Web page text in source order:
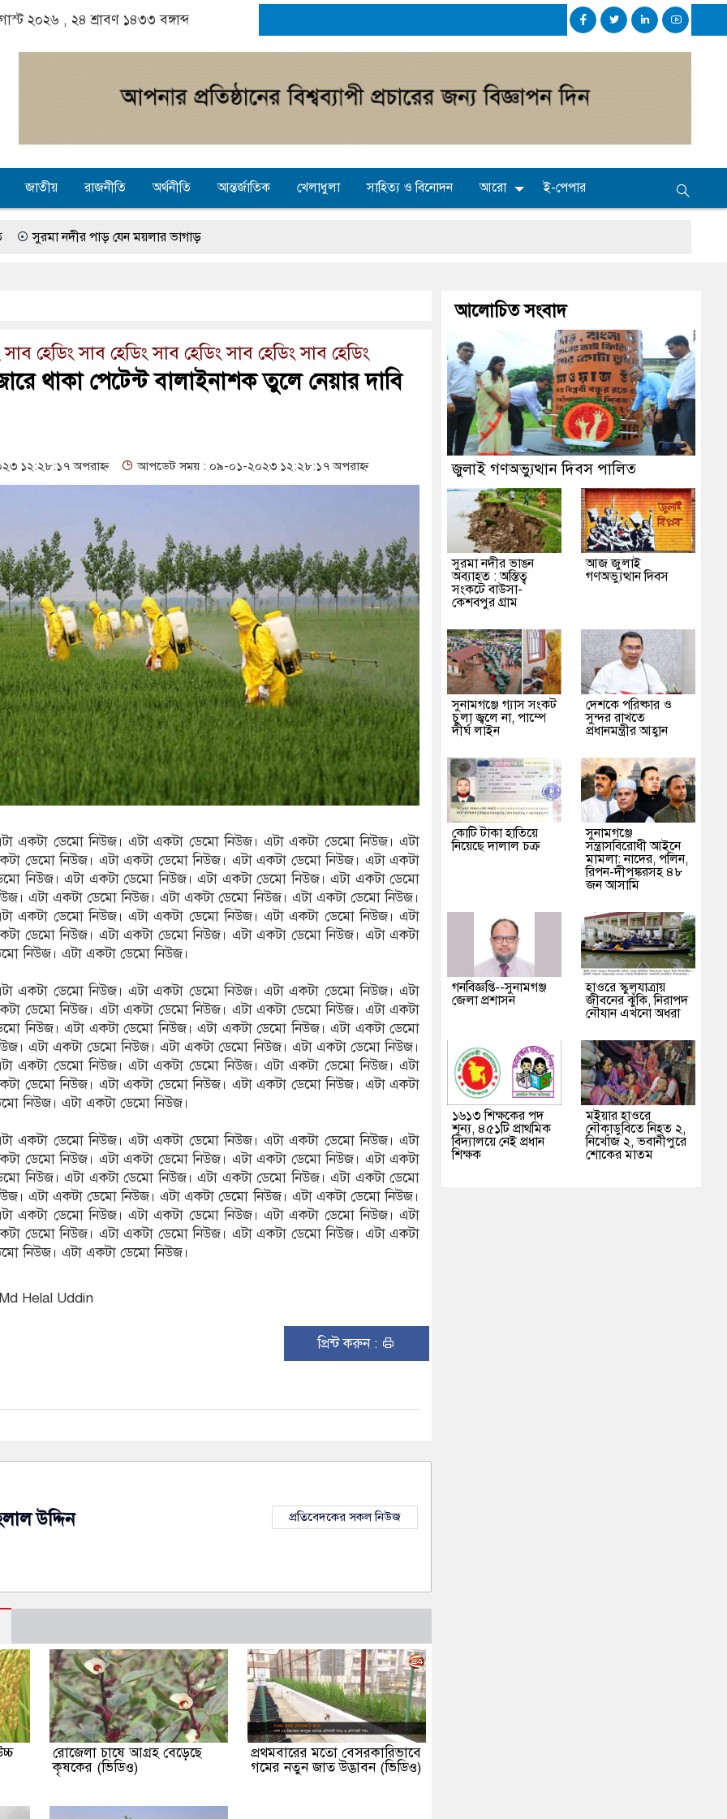
২০২৬ ,২৪ শ্রাবণ ১৪৩৩ বঙ্গাব্দ
জাতীয় রাজনীতি অর্থনীতি আন্তর্জাতিক খেলাধুলা সাহিত্য ও বিনোদন আরো ই-পেপার
পাড় যেন ময়লার ভাগাড়
চালানোর মুরোদ আওয়ামী লীগের নেই : স্বরাষ্ট্রমন্ত্রী
সার্ভিস সেন্টারের উদ্বোধন গনবিজ্ঞপ্তি--সুনামগঞ্জ জেলা প্রশাসন
ও সুষ্ঠু বিচার দাবি
হেডিং সাব হেডিং সাব হেডিং সাব হেডিং সাব হেডিং
থাকা পেটেন্ট বালাইনাশক তুলে নেয়ার দাবি
১২:২৮:১৭ অপরাহ্ন আপডেট সময় : ০৯-০১-২০২৩ ১২:২৮:১৭ অপরাহ্ন
একটা ডেমো নিউজ। এটা একটা ডেমো নিউজ। এটা একটা ডেমো নিউজ। এটা
ডেমো নিউজ। এটা একটা ডেমো নিউজ। এটা একটা ডেমো নিউজ। এটা একটা
নিউজ। এটা একটা ডেমো নিউজ। এটা একটা ডেমো নিউজ। এটা একটা ডেমো
এটা একটা ডেমো নিউজ। এটা একটা ডেমো নিউজ। এটা একটা ডেমো নিউজ।
একটা ডেমো নিউজ। এটা একটা ডেমো নিউজ। এটা একটা ডেমো নিউজ। এটা
ডেমো নিউজ। এটা একটা ডেমো নিউজ। এটা একটা ডেমো নিউজ। এটা একটা
নিউজ। এটা একটা ডেমো নিউজ।
একটা ডেমো নিউজ। এটা একটা ডেমো নিউজ। এটা একটা ডেমো নিউজ। এটা
ডেমো নিউজ। এটা একটা ডেমো নিউজ। এটা একটা ডেমো নিউজ। এটা একটা
নিউজ। এটা একটা ডেমো নিউজ। এটা একটা ডেমো নিউজ। এটা একটা ডেমো
এটা একটা ডেমো নিউজ। এটা একটা ডেমো নিউজ। এটা একটা ডেমো নিউজ।
একটা ডেমো নিউজ। এটা একটা ডেমো নিউজ। এটা একটা ডেমো নিউজ। এটা
ডেমো নিউজ। এটা একটা ডেমো নিউজ। এটা একটা ডেমো নিউজ। এটা একটা
নিউজ। এটা একটা ডেমো নিউজ।
একটা ডেমো নিউজ। এটা একটা ডেমো নিউজ। এটা একটা ডেমো নিউজ। এটা
ডেমো নিউজ। এটা একটা ডেমো নিউজ। এটা একটা ডেমো নিউজ। এটা একটা
নিউজ। এটা একটা ডেমো নিউজ। এটা একটা ডেমো নিউজ। এটা একটা ডেমো
এটা একটা ডেমো নিউজ। এটা একটা ডেমো নিউজ। এটা একটা ডেমো নিউজ।
একটা ডেমো নিউজ। এটা একটা ডেমো নিউজ। এটা একটা ডেমো নিউজ। এটা
ডেমো নিউজ। এটা একটা ডেমো নিউজ। এটা একটা ডেমো নিউজ। এটা একটা
নিউজ। এটা একটা ডেমো নিউজ।
Helal Uddin
প্রিন্ট করুন :
উদ্দিন প্রতিবেদকের সকল নিউজ
রোজেলা চাষে আগ্রহ বেড়েছে
কৃষকের (ভিডিও)
প্রথমবারের মতো বেসরকারিভাবে
গমের নতুন জাত উদ্ভাবন (ভিডিও)
আলোচিত সংবাদ
জুলাই গণঅভ্যুত্থান দিবস পালিত
সুরমা নদীর ভাঙন
অব্যাহত : অস্তিত্ব
সংকটে বাউসা-
কেশবপুর গ্রাম
আজ জুলাই
গণঅভ্যুত্থান দিবস
সুনামগঞ্জে গ্যাস সংকট
চুলা জ্বলে না, পাম্পে
দীর্ঘ লাইন
দেশকে পরিষ্কার ও
সুন্দর রাখতে
প্রধানমন্ত্রীর আহ্বান
কোটি টাকা হাতিয়ে
নিয়েছে দালাল চক্র
‎সুনামগঞ্জে
সন্ত্রাসবিরোধী আইনে
মামলা: নাদের, পলিন,
রিপন-দীপঙ্করসহ ৪৮
জন আসামি
গনবিজ্ঞপ্তি--সুনামগঞ্জ
জেলা প্রশাসন
হাওরে স্কুলযাত্রায়
জীবনের ঝুঁকি, নিরাপদ
নৌযান এখনো অধরা
১৬১৩ শিক্ষকের পদ
শূন্য, ৪৫১টি প্রাথমিক
বিদ্যালয়ে নেই প্রধান
শিক্ষক
মইয়ার হাওরে
নৌকাডুবিতে নিহত ২,
নিখোঁজ ২, ভবানীপুরে
শোকের মাতম